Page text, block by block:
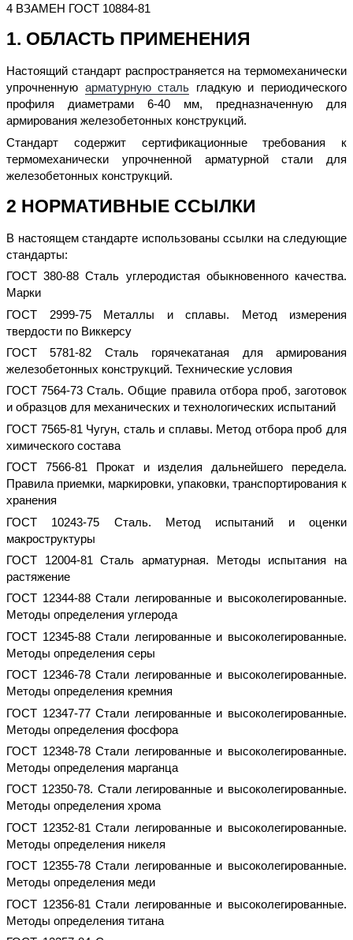
4 ВЗАМЕН ГОСТ 10884-81
1. ОБЛАСТЬ ПРИМЕНЕНИЯ
Настоящий стандарт распространяется на термомеханически
упрочненную арматурную сталь гладкую и периодического
профиля диаметрами 6-40 мм, предназначенную для
армирования железобетонных конструкций.
Стандарт содержит сертификационные требования к
термомеханически упрочненной арматурной стали для
железобетонных конструкций.
2 НОРМАТИВНЫЕ ССЫЛКИ
В настоящем стандарте использованы ссылки на следующие
стандарты:
ГОСТ 380-88 Сталь углеродистая обыкновенного качества.
Марки
ГОСТ 2999-75 Металлы и сплавы. Метод измерения
твердости по Виккерсу
ГОСТ 5781-82 Сталь горячекатаная для армирования
железобетонных конструкций. Технические условия
ГОСТ 7564-73 Сталь. Общие правила отбора проб, заготовок
и образцов для механических и технологических испытаний
ГОСТ 7565-81 Чугун, сталь и сплавы. Метод отбора проб для
химического состава
ГОСТ 7566-81 Прокат и изделия дальнейшего передела.
Правила приемки, маркировки, упаковки, транспортирования к
хранения
ГОСТ 10243-75 Сталь. Метод испытаний и оценки
макроструктуры
ГОСТ 12004-81 Сталь арматурная. Методы испытания на
растяжение
ГОСТ 12344-88 Стали легированные и высоколегированные.
Методы определения углерода
ГОСТ 12345-88 Стали легированные и высоколегированные.
Методы определения серы
ГОСТ 12346-78 Стали легированные и высоколегированные.
Методы определения кремния
ГОСТ 12347-77 Стали легированные и высоколегированные.
Методы определения фосфора
ГОСТ 12348-78 Стали легированные и высоколегированные.
Методы определения марганца
ГОСТ 12350-78. Стали легированные и высоколегированные.
Методы определения хрома
ГОСТ 12352-81 Стали легированные и высоколегированные.
Методы определения никеля
ГОСТ 12355-78 Стали легированные и высоколегированные.
Методы определения меди
ГОСТ 12356-81 Стали легированные и высоколегированные.
Методы определения титана